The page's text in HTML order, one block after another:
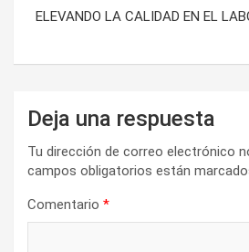
ELEVANDO LA CALIDAD EN EL
Deja una respuesta
Tu dirección de correo electrónico
campos obligatorios están
Comentario *